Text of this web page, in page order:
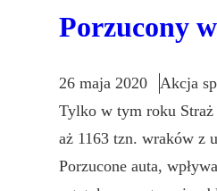
Porzucony
26 maja 2020
Akcja
Tylko w tym roku Straż
aż 1163 tzn. wraków z
Porzucone auta,